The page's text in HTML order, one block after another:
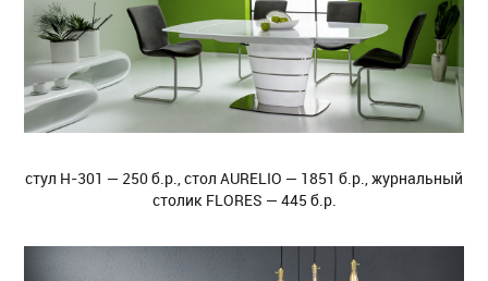
стул H-301 — 250 б.р., стол AURELIO — 1851 б.р., журнальный
столик FLORES — 445 б.р.